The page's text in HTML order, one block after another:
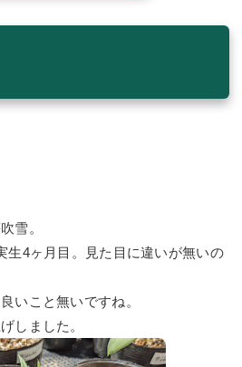
雪。
生4ヶ月目。見た目に違いが無いの
いこと無いですね。
しました。